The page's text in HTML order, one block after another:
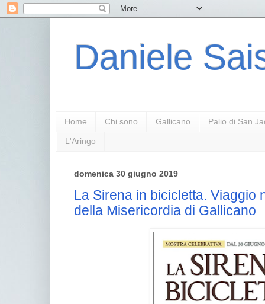
Daniele
Home Chi sono Gallicano Palio di San
L'Aringo
domenica 30 giugno 2019
La Sirena in bicicletta. Viaggio
della Misericordia di Gallicano